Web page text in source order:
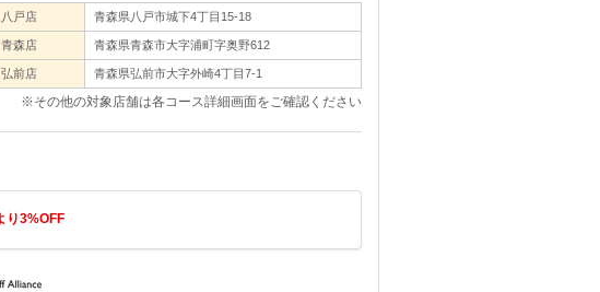
戸店
青森県八戸市城下4丁目15-18
森店 青森県青森市大字浦町字奥野612
前店 青森県弘前市大字外崎4丁目7-1
※その他の対象店舗は各コース詳細画面をご確認ください
り3%OFF